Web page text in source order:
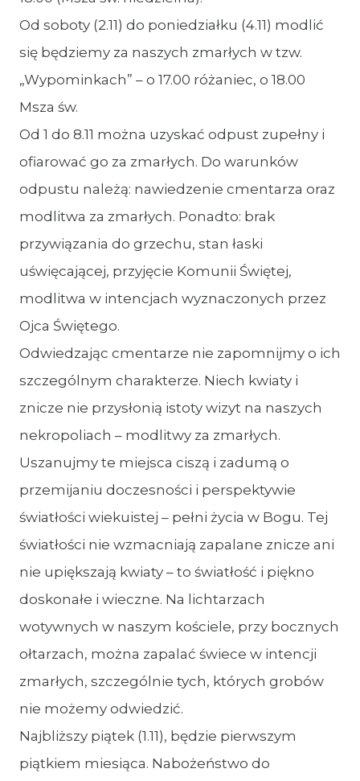
Od soboty (2.11) do poniedziałku (4.11) modlić
się będziemy za naszych zmarłych w tzw.
„Wypominkach” – o 17.00 różaniec, o 18.00
Msza św.
Od 1 do 8.11 można uzyskać odpust zupełny i
ofiarować go za zmarłych. Do warunków
odpustu należą: nawiedzenie cmentarza oraz
modlitwa za zmarłych. Ponadto: brak
przywiązania do grzechu, stan łaski
uświęcającej, przyjęcie Komunii Świętej,
modlitwa w intencjach wyznaczonych przez
Ojca Świętego.
Odwiedzając cmentarze nie zapomnijmy o ich
szczególnym charakterze. Niech kwiaty i
znicze nie przysłonią istoty wizyt na naszych
nekropoliach – modlitwy za zmarłych.
Uszanujmy te miejsca ciszą i zadumą o
przemijaniu doczesności i perspektywie
światłości wiekuistej – pełni życia w Bogu. Tej
światłości nie wzmacniają zapalane znicze ani
nie upiększają kwiaty – to światłość i piękno
doskonałe i wieczne. Na lichtarzach
wotywnych w naszym kościele, przy bocznych
ołtarzach, można zapalać świece w intencji
zmarłych, szczególnie tych, których grobów
nie możemy odwiedzić.
Najbliższy piątek (1.11), będzie pierwszym
piątkiem miesiąca. Nabożeństwo do